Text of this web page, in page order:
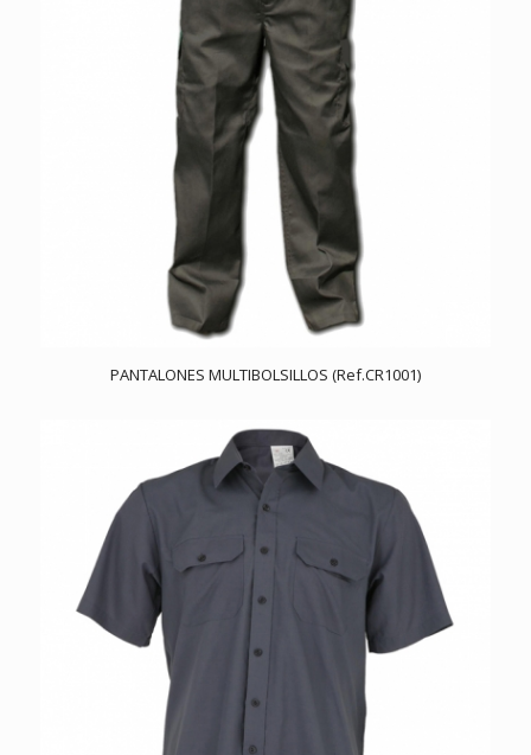
PANTALONES MULTIBOLSILLOS (Ref.CR1001)